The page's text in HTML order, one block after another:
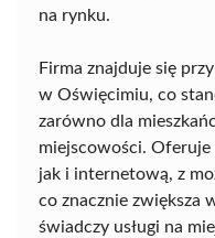
na rynku.
Firma znajduje się
w Oświęcimiu, co
zarówno dla
miejscowości. Oferuje
jak i internetową, z
co znacznie zwiększa
świadczy usługi na